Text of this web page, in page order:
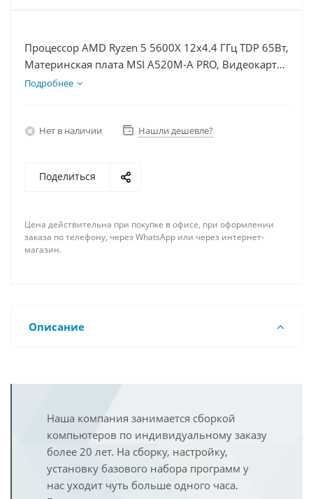
Процессор AMD Ryzen 5 5600X 12x4.4 ГГц TDP 65Вт,
Материнская плата MSI A520M-A PRO, Видеокарта
RTX 4070S 12Гб, Память DDR4 16Gb, Диски
Подробнее
Нет в наличии Нашли дешевле?
Поделиться
Цена действительна при покупке в офисе, при оформлении
заказа по телефону, через WhatsApp или через интернет-
магазин.
Описание
Наша компания занимается сборкой
компьютеров по индивидуальному заказу
более 20 лет. На сборку, настройку,
установку базового набора программ у
нас уходит чуть больше одного часа.